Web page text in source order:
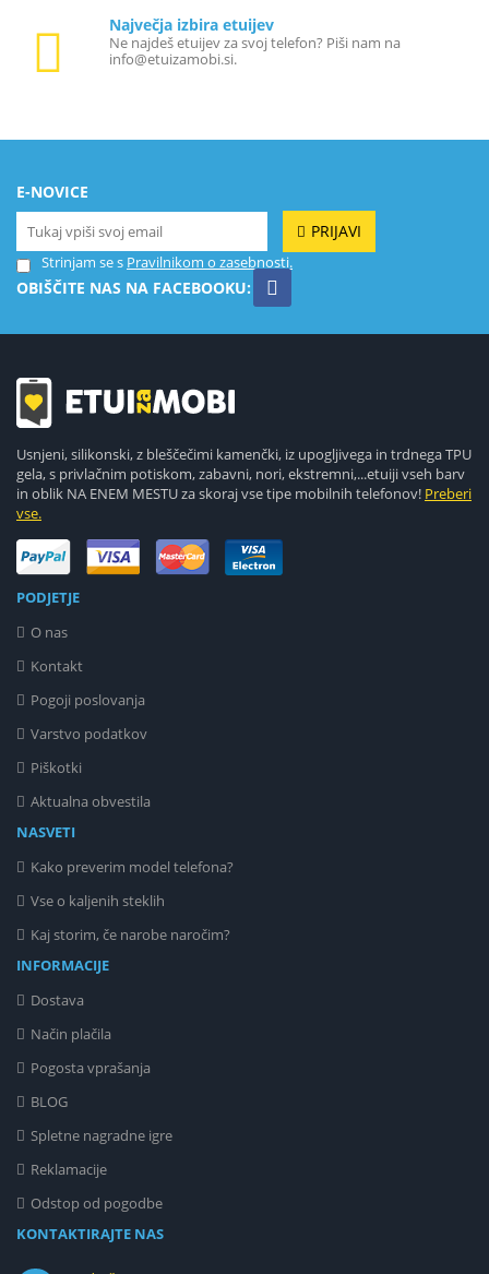
Največja izbira etuijev
Ne najdeš etuijev za svoj telefon? Piši nam na
info@etuizamobi.si.
E-NOVICE
PRIJAVI
Strinjam se s Pravilnikom o zasebnosti.
OBIŠČITE NAS NA FACEBOOKU:
Usnjeni, silikonski, z bleščečimi kamenčki, iz upogljivega in trdnega TPU
gela, s privlačnim potiskom, zabavni, nori, ekstremni,...etuiji vseh barv
in oblik NA ENEM MESTU za skoraj vse tipe mobilnih telefonov! Preberi
vse.
PODJETJE
O nas
Kontakt
Pogoji poslovanja
Varstvo podatkov
Piškotki
Aktualna obvestila
NASVETI
Kako preverim model telefona?
Vse o kaljenih steklih
Kaj storim, če narobe naročim?
INFORMACIJE
Dostava
Način plačila
Pogosta vprašanja
BLOG
Spletne nagradne igre
Reklamacije
Odstop od pogodbe
KONTAKTIRAJTE NAS